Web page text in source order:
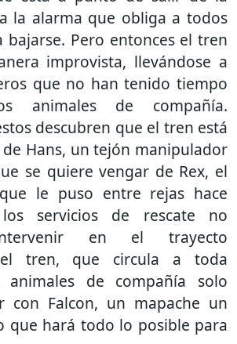
la alarma que obliga a todos
bajarse. Pero entonces el tren
improvista, llevándose a
que no han tenido tiempo
animales de compañía.
descubren que el tren está
Hans, un tejón manipulador
se quiere vengar de Rex, el
le puso entre rejas hace
servicios de rescate no
en el trayecto
tren, que circula a toda
animales de compañía solo
con Falcon, un mapache un
que hará todo lo posible para